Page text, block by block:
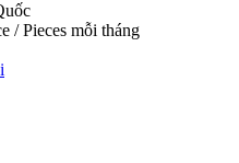
/ Pieces mỗi tháng